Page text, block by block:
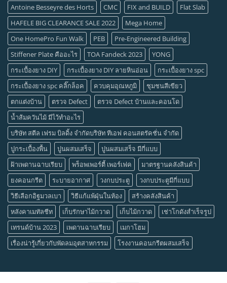
Antoine Besseyre des Horts CMC FIX and BUILD
Flat Slab
HAFELE BIG CLEARANCE SALE 2022
Mega Home
One HomePro Fun Walk
PEB
Pre-Engineered Building
Stiffener Plate คืออะไร
TOA Fandeck 2023
YONG
กระเบื้องยาง DIY
กระเบื้องยาง DIY ลายหินอ่อน
กระเบื้องยาง spc
กระเบื้องยาง spc คลิ๊กล็อค
ควบคุมอุณหภูมิ
ชุมชนสีเขียว
ตกแต่งบ้าน
ตรวจ Defect
ตรวจ Defect บ้านและคอนโด
น้ำส้มควันไม้ มีไว้ทำอะไร
บริษัท สตีล เฟรม บิลดิ้ง จำกัดบริษัท ทีเอฟ คอนสตรัคชั่น จำกัด
ปูกระเบื้องพื้น
ปูนผสมเสร็จ
ปูนผสมเสร็จ มีกี่แบบ
ฝ้าเพดานฉาบเรียบ
พร็อพเพอร์ตี้ เพอร์เฟค
มาตรฐานคลังสินค้า
ยงคอนกรีต
ระบายอากาศ วงกบประตู
วงกบประตูมีกี่แบบ
วิธีเลือกอิฐมวลเบา
วิธีแก้แพ้ฝุ่นในห้อง
สร้างคลังสินค้า
หลังคาเมทัลชีท
เก็บรักษาไม้กวาด เก็บไม้กวาด
เช่าโกดังสำเร็จรูป
เทรนด์บ้าน 2023
เพดานฉาบเรียบ
เมกาโฮม
เรื่องน่ารู้เกี่ยวกับพัดลมอุตสาหกรรม
โรงงานคอนกรีตผสมเสร็จ